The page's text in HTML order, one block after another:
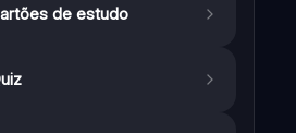
de estudo